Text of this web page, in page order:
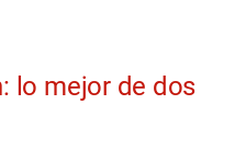
lo mejor de dos